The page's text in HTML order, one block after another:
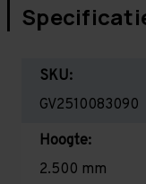
SKU:
GV2510083090
Hoogte:
2.500 mm